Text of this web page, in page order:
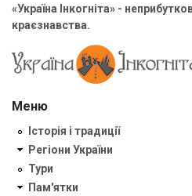
«Україна Інкогніта» -
краєзнавства.
Меню
Історія і традиції
Регіони України
Тури
Пам'ятки